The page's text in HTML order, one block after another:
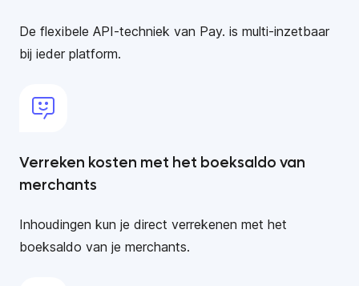
De flexibele API-techniek van Pay. is multi-inzetbaar
bij ieder platform.
Verreken kosten met het boeksaldo van
merchants
Inhoudingen kun je direct verrekenen met het
boeksaldo van je merchants.